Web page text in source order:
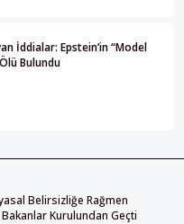
İddialar: Epstein’in “Model
Bulundu
Belirsizliğe Rağmen
Kurulundan Geçti